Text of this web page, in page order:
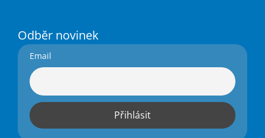
Odběr novinek
Email